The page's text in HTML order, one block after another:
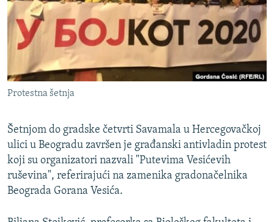
ISPRIČAJ MI
DNEVNO@RSE
SPECIJALI RSE
VIŠE OD NASLOVA
GENOCID U SREBRENICI
POPLAVE I KLIZIŠTA U BIH 2024.
TV LIBERTY
POST SCRIPTUM
MOJA EVROPA
PRATITE NAS
Sve RFE/RL stranice
Protestna šetnja
Šetnjom do gradske četvrti Savamala u Hercegovačkoj
ulici u Beogradu završen je građanski antivladin protest
koji su organizatori nazvali "Putevima Vesićevih
ruševina", referirajući na zamenika gradonačelnika
Beograda Gorana Vesića.